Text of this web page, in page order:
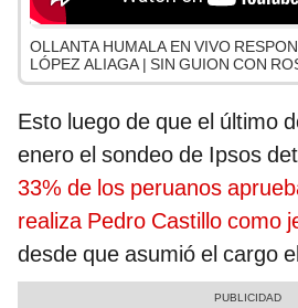
OLLANTA HUMALA EN VIVO
LÓPEZ ALIAGA | SIN GUION CON
Esto luego de que el último
enero el sondeo de Ipsos
33% de los peruanos
realiza Pedro Castillo como
desde que asumió el cargo